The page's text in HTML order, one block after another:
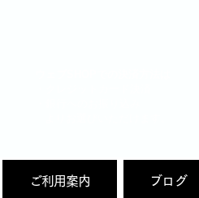
ご利用案内 ブログ